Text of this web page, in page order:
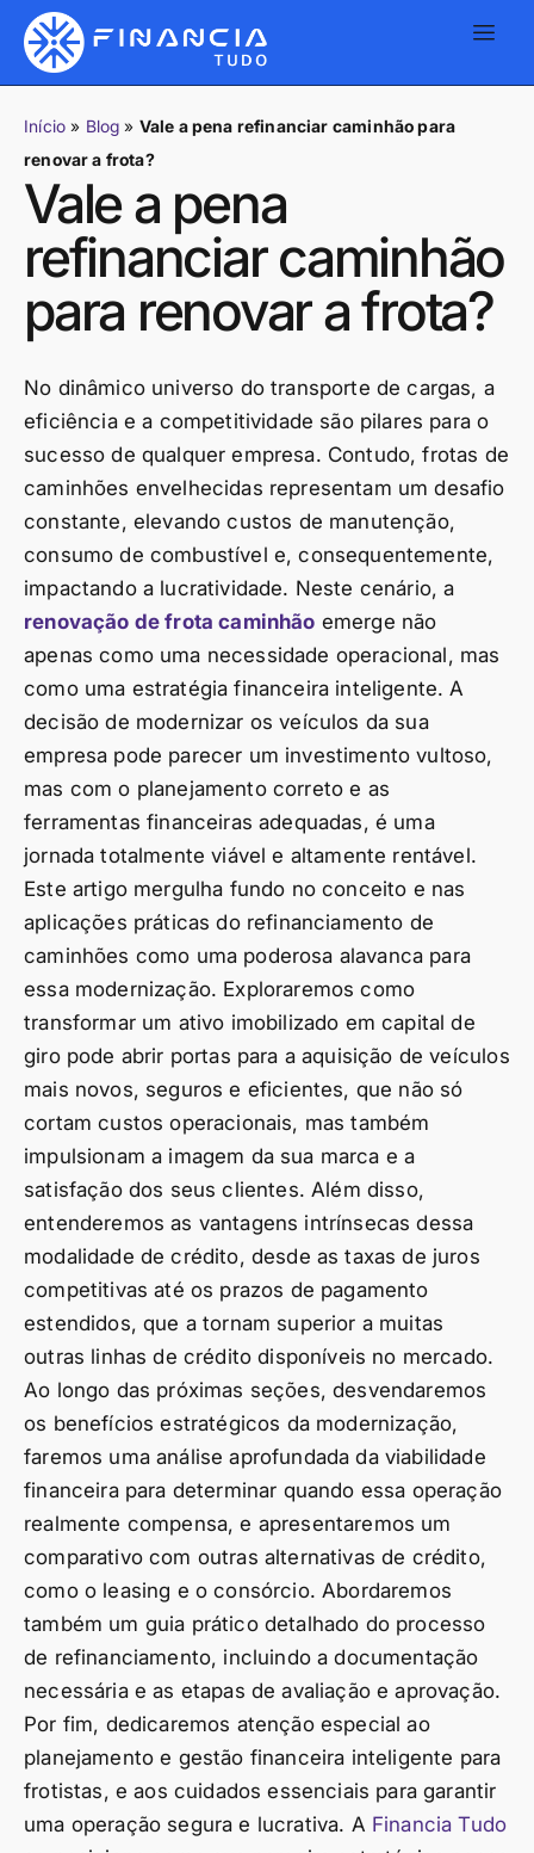
Início » Blog » Vale a pena refinanciar caminhão para
renovar a frota?
Vale a pena
refinanciar caminhão
para renovar a frota?
No dinâmico universo do transporte de cargas, a
eficiência e a competitividade são pilares para o
sucesso de qualquer empresa. Contudo, frotas de
caminhões envelhecidas representam um desafio
constante, elevando custos de manutenção,
consumo de combustível e, consequentemente,
impactando a lucratividade. Neste cenário, a
renovação de frota caminhão emerge não
apenas como uma necessidade operacional, mas
como uma estratégia financeira inteligente. A
decisão de modernizar os veículos da sua
empresa pode parecer um investimento vultoso,
mas com o planejamento correto e as
ferramentas financeiras adequadas, é uma
jornada totalmente viável e altamente rentável.
Este artigo mergulha fundo no conceito e nas
aplicações práticas do refinanciamento de
caminhões como uma poderosa alavanca para
essa modernização. Exploraremos como
transformar um ativo imobilizado em capital de
giro pode abrir portas para a aquisição de veículos
mais novos, seguros e eficientes, que não só
cortam custos operacionais, mas também
impulsionam a imagem da sua marca e a
satisfação dos seus clientes. Além disso,
entenderemos as vantagens intrínsecas dessa
modalidade de crédito, desde as taxas de juros
competitivas até os prazos de pagamento
estendidos, que a tornam superior a muitas
outras linhas de crédito disponíveis no mercado.
Ao longo das próximas seções, desvendaremos
os benefícios estratégicos da modernização,
faremos uma análise aprofundada da viabilidade
financeira para determinar quando essa operação
realmente compensa, e apresentaremos um
comparativo com outras alternativas de crédito,
como o leasing e o consórcio. Abordaremos
também um guia prático detalhado do processo
de refinanciamento, incluindo a documentação
necessária e as etapas de avaliação e aprovação.
Por fim, dedicaremos atenção especial ao
planejamento e gestão financeira inteligente para
frotistas, e aos cuidados essenciais para garantir
uma operação segura e lucrativa. A Financia Tudo